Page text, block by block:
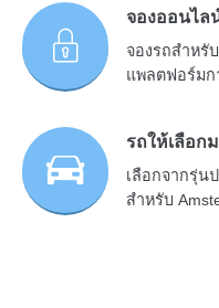
จองออนไล
จองรถสำหรั
แพลตฟอร์มก
รถให้เลือก
เลือกจากรุ่น
สำหรับ